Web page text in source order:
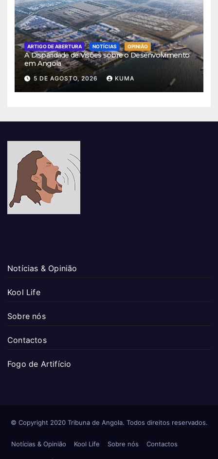
ARTIGO DE ABERTURA NOTÍCIAS OPINIÃO
A Disparidade de Visões sobre o Desenvolvimento
em Angola
5 DE AGOSTO, 2026 KUMA
Notícias & Opinião
Kool Life
Sobre nós
Contactos
Fogo de Artifício
© Copyright 2020 Tribuna de Angola. Todos direitos reservados.
Notícias & Opinião Kool Life Sobre nós Contactos